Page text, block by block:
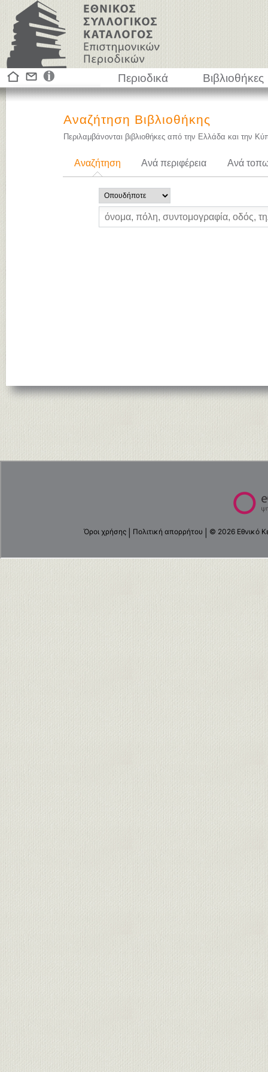
Περιοδικά Βιβλιοθήκες
Αναζήτηση Βιβλιοθήκης
Περιλαμβάνονται βιβλιοθήκες από την Ελλάδα και την
Αναζήτηση Ανά περιφέρεια Ανά